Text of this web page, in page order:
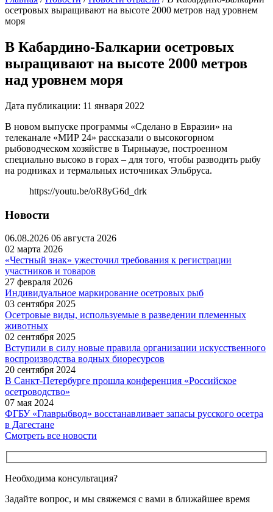
осетровых выращивают на высоте 2000 метров над уровнем
моря
В Кабардино-Балкарии осетровых
выращивают на высоте 2000 метров
над уровнем моря
Дата публикации: 11 января 2022
В новом выпуске программы «Сделано в Евразии» на
телеканале «МИР 24» рассказали о высокогорном
рыбоводческом хозяйстве в Тырныаузе, построенном
специально высоко в горах – для того, чтобы разводить рыбу
на родниках и термальных источниках Эльбруса.
https://youtu.be/oR8yG6d_drk
Новости
06.08.2026 06 августа 2026
02 марта 2026
«Честный знак» ужесточил требования к регистрации
участников и товаров
27 февраля 2026
Индивидуальное маркирование осетровых рыб
03 сентября 2025
Осетровые виды, используемые в разведении племенных
животных
02 сентября 2025
Вступили в силу новые правила организации искусственного
воспроизводства водных биоресурсов
20 сентября 2024
В Санкт-Петербурге прошла конференция «Российское
осетроводство»
07 мая 2024
ФГБУ «Главрыбвод» восстанавливает запасы русского осетра
в Дагестане
Смотреть все новости
Необходима консультация?
Задайте вопрос, и мы свяжемся с вами в ближайшее время